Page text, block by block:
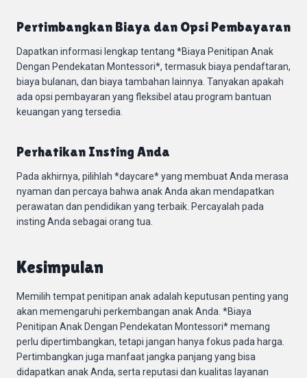
Pertimbangkan Biaya dan Opsi Pembayaran
Dapatkan informasi lengkap tentang *Biaya Penitipan Anak
Dengan Pendekatan Montessori*, termasuk biaya pendaftaran,
biaya bulanan, dan biaya tambahan lainnya. Tanyakan apakah
ada opsi pembayaran yang fleksibel atau program bantuan
keuangan yang tersedia.
Perhatikan Insting Anda
Pada akhirnya, pilihlah *daycare* yang membuat Anda merasa
nyaman dan percaya bahwa anak Anda akan mendapatkan
perawatan dan pendidikan yang terbaik. Percayalah pada
insting Anda sebagai orang tua.
Kesimpulan
Memilih tempat penitipan anak adalah keputusan penting yang
akan memengaruhi perkembangan anak Anda. *Biaya
Penitipan Anak Dengan Pendekatan Montessori* memang
perlu dipertimbangkan, tetapi jangan hanya fokus pada harga.
Pertimbangkan juga manfaat jangka panjang yang bisa
didapatkan anak Anda, serta reputasi dan kualitas layanan